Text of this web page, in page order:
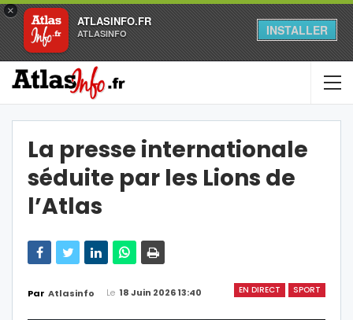
×
ATLASINFO.FR
ATLASINFO INSTALLER
La presse internationale
séduite par les Lions de
l’Atlas
EN DIRECT SPORT
Par Atlasinfo Le 18 Juin 2026 13:40